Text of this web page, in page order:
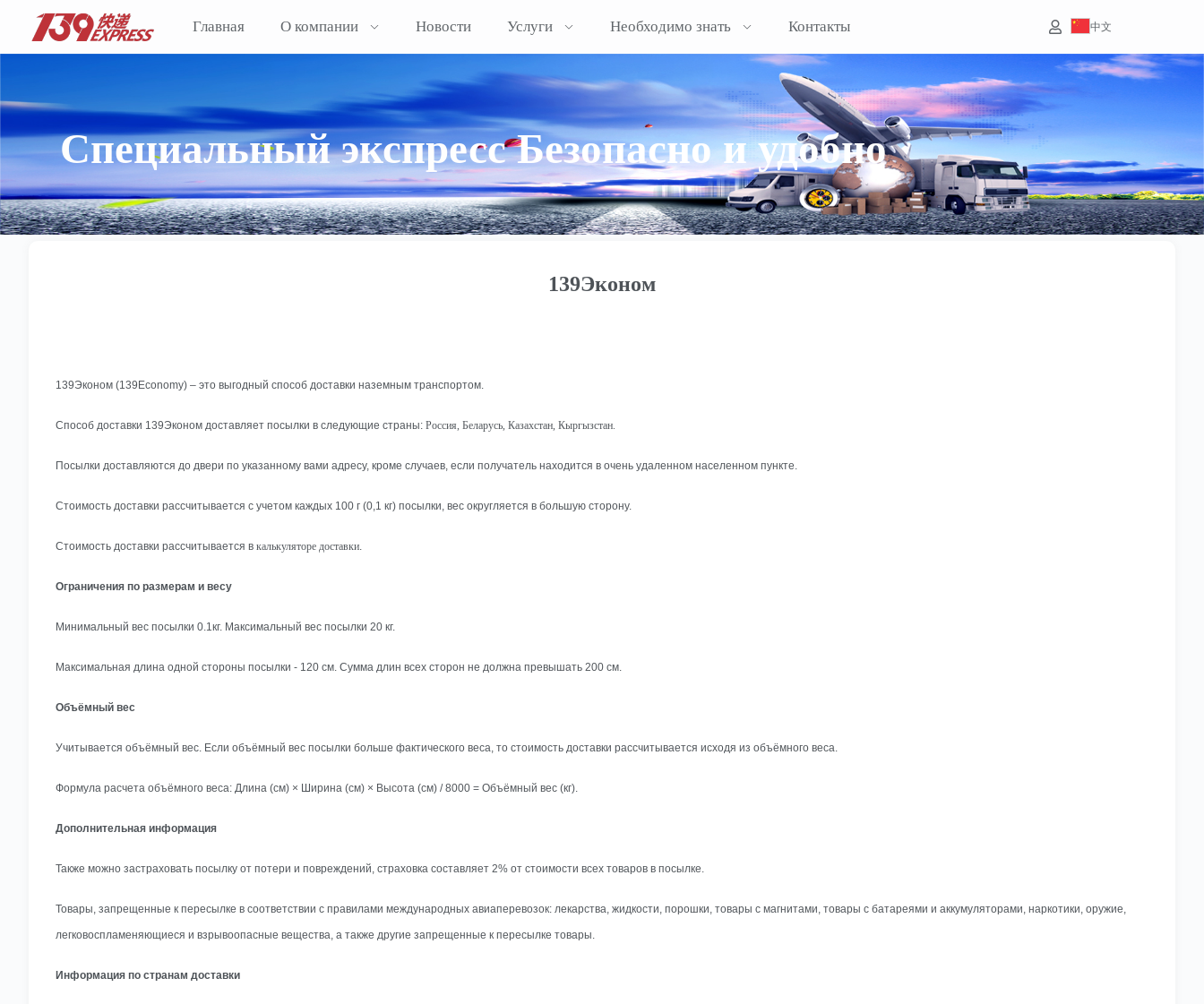
Главная О компании Новости Услуги Необходимо знать Контакты 中文
Специальный экспресс Безопасно и удобно
139Эконом
139Эконом (139Economy) – это выгодный способ доставки наземным транспортом.
Способ доставки 139Эконом доставляет посылки в следующие страны: Россия, Беларусь, Казахстан, Кыргызстан.
Посылки доставляются до двери по указанному вами адресу, кроме случаев, если получатель находится в очень удаленном населенном пункте.
Стоимость доставки рассчитывается с учетом каждых 100 г (0,1 кг) посылки, вес округляется в большую сторону.
Стоимость доставки рассчитывается в калькуляторе доставки
Ограничения по размерам и весу
Минимальный вес посылки 0.1кг. Максимальный вес посылки 20 кг.
Максимальная длина одной стороны посылки - 120 см. Сумма длин всех сторон не должна превышать 200 см.
Объёмный вес
Учитывается объёмный вес. Если объёмный вес посылки больше фактического веса, то стоимость доставки рассчитывается исходя из объёмного веса.
Формула расчета объёмного веса: Длина (см) × Ширина (см) × Высота (см) / 8000 = Объёмный вес (кг).
Дополнительная информация
Также можно застраховать посылку от потери и повреждений, страховка составляет 2% от стоимости всех товаров в посылке.
Товары, запрещенные к пересылке в соответствии с правилами международных авиаперевозок: лекарства, жидкости, порошки, товары с магнитами, товары с батареями и аккумуляторами, наркотики, оружие,
легковоспламеняющиеся и взрывоопасные вещества, а также другие запрещенные к пересылке товары.
Информация по странам доставки